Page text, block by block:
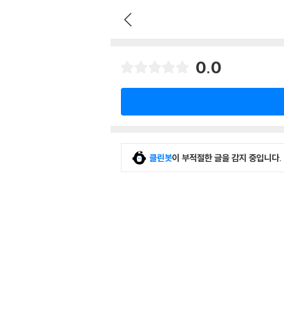
0.0
클린봇이 부적절한 글을 감지 중입니다.